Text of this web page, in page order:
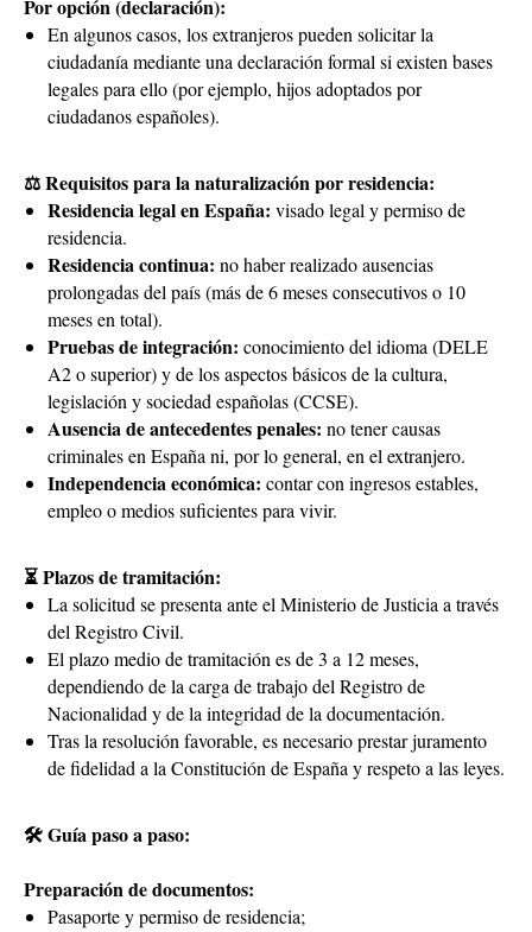
Por opción (declaración):
En algunos casos, los extranjeros pueden solicitar la
ciudadanía mediante una declaración formal si existen bases
legales para ello (por ejemplo, hijos adoptados por
ciudadanos españoles).
⚖ Requisitos para la naturalización por residencia:
Residencia legal en España: visado legal y permiso de
residencia.
Residencia continua: no haber realizado ausencias
prolongadas del país (más de 6 meses consecutivos o 10
meses en total).
Pruebas de integración: conocimiento del idioma (DELE
A2 o superior) y de los aspectos básicos de la cultura,
legislación y sociedad españolas (CCSE).
Ausencia de antecedentes penales: no tener causas
criminales en España ni, por lo general, en el extranjero.
Independencia económica: contar con ingresos estables,
empleo o medios suficientes para vivir.
⏳ Plazos de tramitación:
La solicitud se presenta ante el Ministerio de Justicia a través
del Registro Civil.
El plazo medio de tramitación es de 3 a 12 meses,
dependiendo de la carga de trabajo del Registro de
Nacionalidad y de la integridad de la documentación.
Tras la resolución favorable, es necesario prestar juramento
de fidelidad a la Constitución de España y respeto a las leyes.
🛠 Guía paso a paso:
Preparación de documentos:
Pasaporte y permiso de residencia;